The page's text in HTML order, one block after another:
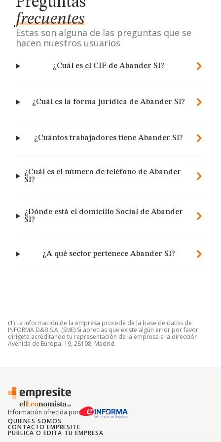
frecuentes
Estas son alguna de las preguntas que se
hacen nuestros usuarios
¿Cuál es el CIF de Abander Sl?
¿Cuál es la forma jurídica de Abander Sl?
¿Cuántos trabajadores tiene Abander Sl?
¿Cuál es el número de teléfono de Abander
Sl?
¿Dónde está el domicilio Social de Abander
Sl?
¿A qué sector pertenece Abander Sl?
(1) La información de la empresa procede de la base de datos de
INFORMA D&B S.A. (SME) Si aprecias que existe algún error por favor
dirígete acreditando tu representación de la empresa a la dirección
Avenida de Europa, 19, 28108, Madrid.
Información ofrecida por
QUIENES SOMOS
CONTACTO EMPRESITE
PUBLICA O EDITA TU EMPRESA